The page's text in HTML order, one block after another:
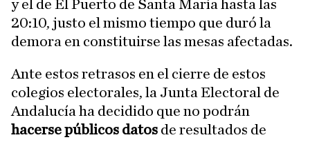
y el de El Puerto de Santa María hasta las
20:10, justo el mismo tiempo que duró la
demora en constituirse las mesas afectadas.
Ante estos retrasos en el cierre de estos
colegios electorales, la Junta Electoral de
Andalucía ha decidido que no podrán
hacerse públicos datos de resultados de